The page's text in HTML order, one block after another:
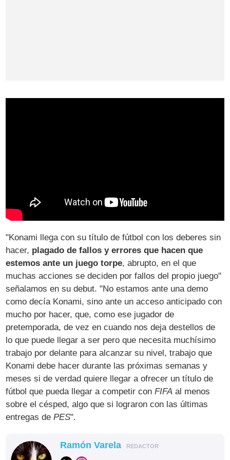
"Konami llega con su título de fútbol con los deberes sin
hacer, plagado de fallos y errores que hacen que
estemos ante un juego torpe, abrupto, en el que
muchas acciones se deciden por fallos del propio juego"
señalamos en su debut. "No estamos ante una demo
como decía Konami, sino ante un acceso anticipado con
mucho por hacer, que, como ese jugador de
pretemporada, de vez en cuando nos deja destellos de
lo que puede llegar a ser pero que necesita muchísimo
trabajo por delante para alcanzar su nivel, trabajo que
Konami debe hacer durante las próximas semanas y
meses si de verdad quiere llegar a ofrecer un título de
fútbol que pueda llegar a competir conFIFA al menos
sobre el césped, algo que si lograron con las últimas
entregas dePES".
Ramón Varela REDACTOR